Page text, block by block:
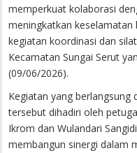
memperkuat kolaborasi
meningkatkan keselamatan
kegiatan koordinasi dan
Kecamatan Sungai Serut
(09/06/2026).
Kegiatan yang berlangsung
tersebut dihadiri oleh
Ikrom dan Wulandari
membangun sinergi dalam